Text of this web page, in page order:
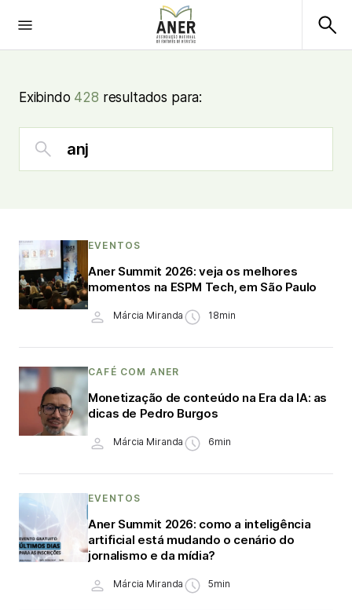
Exibindo 428 resultados para:
EVENTOS
Aner Summit 2026: veja os melhores
momentos na ESPM Tech, em São Paulo
Márcia Miranda 18min
CAFÉ COM ANER
Monetização de conteúdo na Era da IA: as
dicas de Pedro Burgos
Márcia Miranda 6min
EVENTOS
Aner Summit 2026: como a inteligência
artificial está mudando o cenário do
jornalismo e da mídia?
Márcia Miranda 5min